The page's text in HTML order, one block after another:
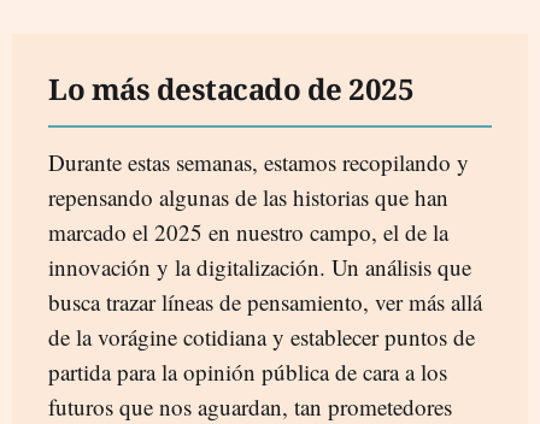
Lo más destacado de 2025
Durante estas semanas, estamos recopilando y
repensando algunas de las historias que han
marcado el 2025 en nuestro campo, el de la
innovación y la digitalización. Un análisis que
busca trazar líneas de pensamiento, ver más allá
de la vorágine cotidiana y establecer puntos de
partida para la opinión pública de cara a los
futuros que nos aguardan, tan prometedores